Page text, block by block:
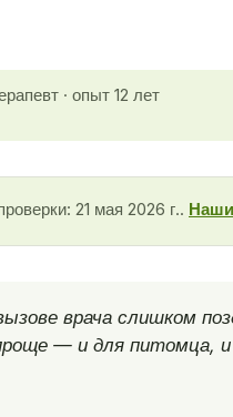
· опыт 12 лет
21 мая 2026 г..
врача слишком
— и для питомца,